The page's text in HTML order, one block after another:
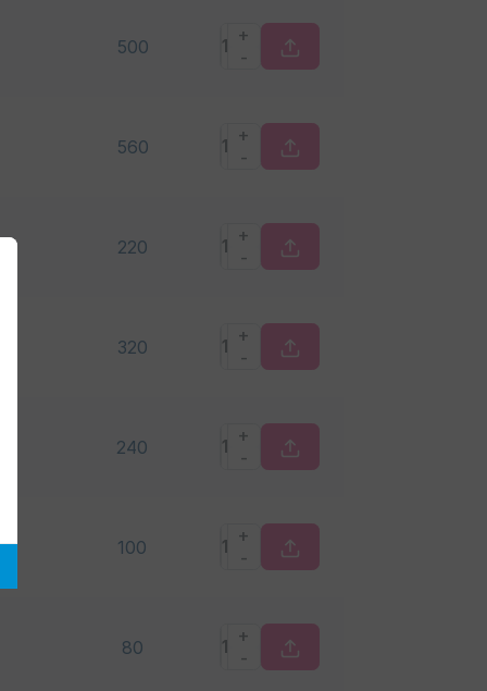
500
+
-
560
+
-
220
+
-
320
+
-
240
+
-
100
+
-
80
+
-